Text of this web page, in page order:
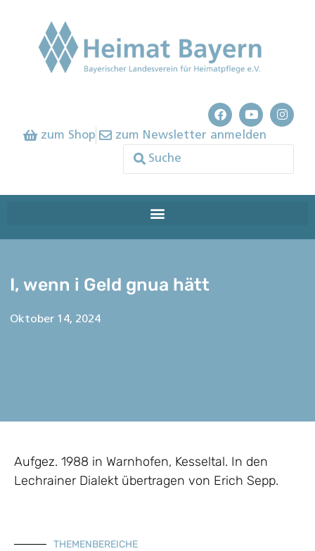
zum Shop zum Newsletter anmelden
I, wenn i Geld gnua hätt
Oktober 14, 2024
Aufgez. 1988 in Warnhofen, Kesseltal. In den
Lechrainer Dialekt übertragen von Erich Sepp.
THEMENBEREICHE